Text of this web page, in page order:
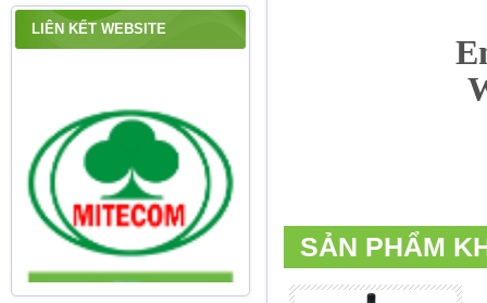
SẢN PHẨM
LIÊN KẾT WEBSITE